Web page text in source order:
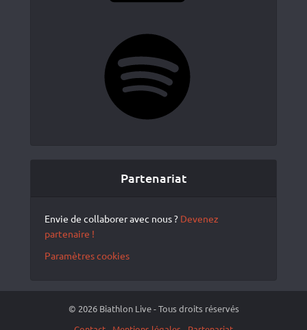
Partenariat
Envie de collaborer avec nous ? Devenez
partenaire !
Paramètres cookies
© 2026 Biathlon Live - Tous droits réservés